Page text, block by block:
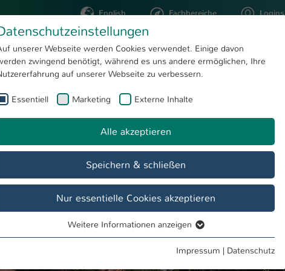
English Fachbereiche Logins
STUDIUM FORSCHUNG
Innovation Days
unserer Webseite werden Cookies verwendet. Einige davon
zwingend benötigt, während es uns andere ermöglichen, Ihre
auf unserer Webseite zu verbessern.
Essentiell Marketing Externe Inhalte
Alle akzeptieren
Speichern & schließen
Nur essentielle Cookies akzeptieren
Essentielle Cookies werden für grundlegende Funktionen der
Weitere Informationen anzeigen
Impressum | Datenschutz